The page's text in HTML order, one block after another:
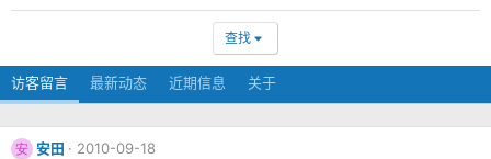
查找
访客留言 最新动态 近期信息 关于
安 安田
2010-09-18